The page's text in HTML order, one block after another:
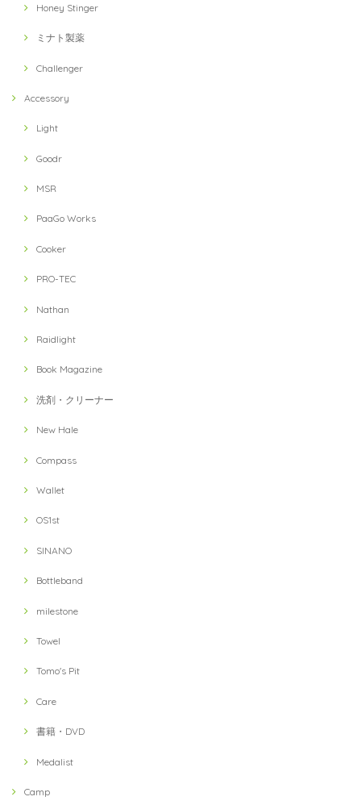
Honey Stinger
ミナト製薬
Challenger
Accessory
Light
Goodr
MSR
PaaGo Works
Cooker
PRO-TEC
Nathan
Raidlight
Book Magazine
洗剤・クリーナー
New Hale
Compass
Wallet
OS1st
SINANO
Bottleband
milestone
Towel
Tomo's Pit
Care
書籍・DVD
Medalist
Camp